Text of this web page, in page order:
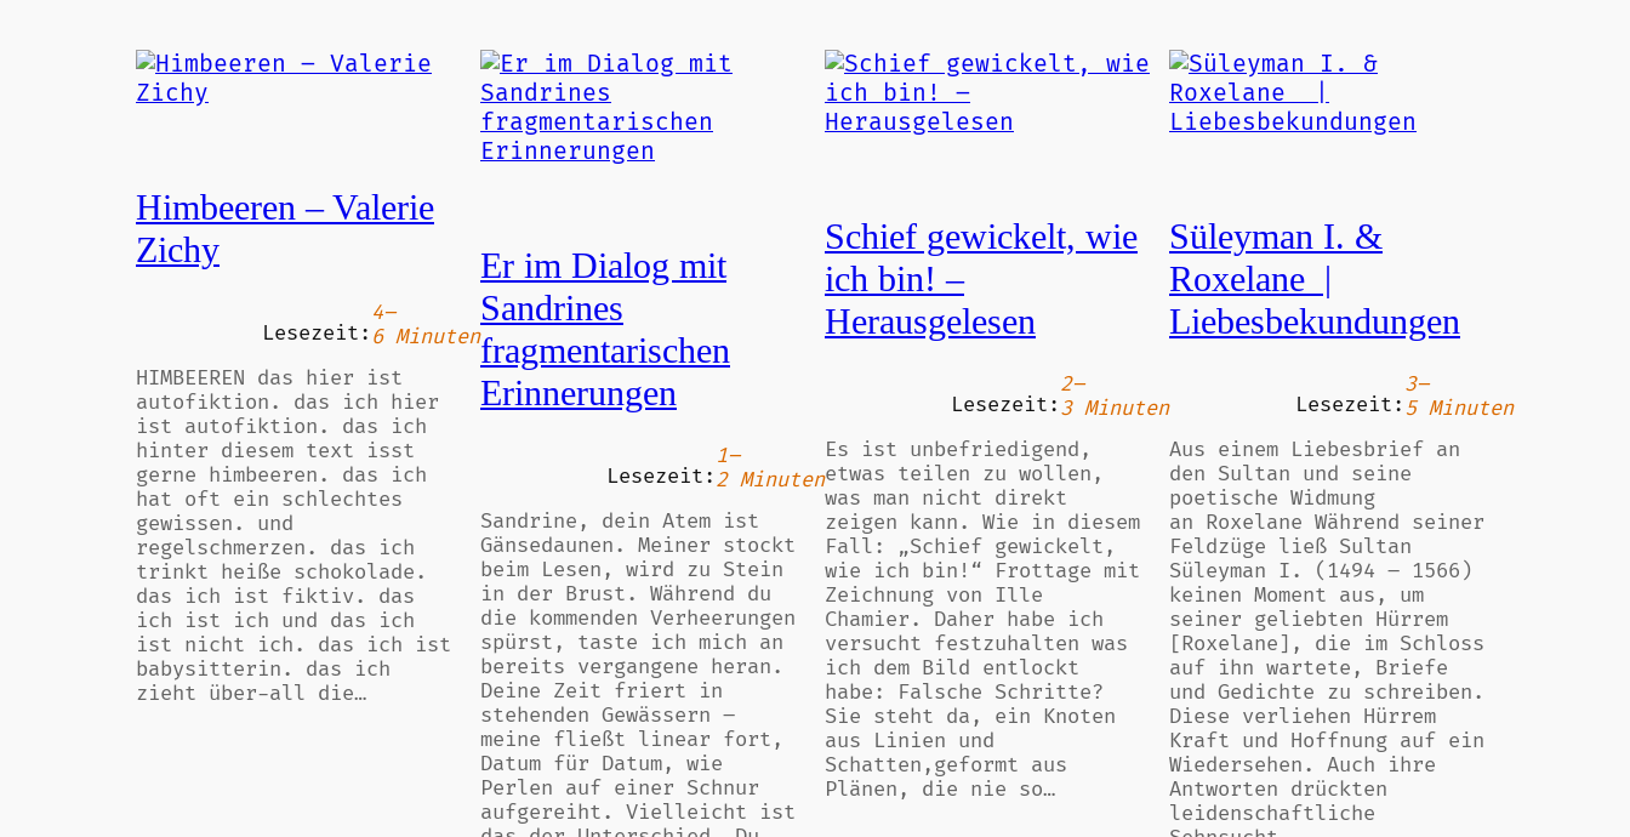
Himbeeren – Valerie
Zichy
Lesezeit:
4–
6 Minuten
HIMBEEREN das hier ist
autofiktion. das ich hier
ist autofiktion. das ich
hinter diesem text isst
gerne himbeeren. das ich
hat oft ein schlechtes
gewissen. und
regelschmerzen. das ich
trinkt heiße schokolade.
das ich ist fiktiv. das
ich ist ich und das ich
ist nicht ich. das ich ist
babysitterin. das ich
zieht über-all die…
Er im Dialog mit
Sandrines
fragmentarischen
Erinnerungen
Lesezeit:
1–
2 Minuten
Sandrine, dein Atem ist
Gänsedaunen. Meiner stockt
beim Lesen, wird zu Stein
in der Brust. Während du
die kommenden Verheerungen
spürst, taste ich mich an
bereits vergangene heran.
Deine Zeit friert in
stehenden Gewässern –
meine fließt linear fort,
Datum für Datum, wie
Perlen auf einer Schnur
aufgereiht. Vielleicht ist
Schief gewickelt, wie
ich bin! –
Herausgelesen
Lesezeit:
2–
3 Minuten
Es ist unbefriedigend,
etwas teilen zu wollen,
was man nicht direkt
zeigen kann. Wie in diesem
Fall: „Schief gewickelt,
wie ich bin!“ Frottage mit
Zeichnung von Ille
Chamier. Daher habe ich
versucht festzuhalten was
ich dem Bild entlockt
habe: Falsche Schritte?
Sie steht da, ein Knoten
aus Linien und
Schatten,geformt aus
Plänen, die nie so…
Süleyman I. &
Roxelane |
Liebesbekundungen
Lesezeit:
3–
5 Minuten
Aus einem Liebesbrief an
den Sultan und seine
poetische Widmung
an Roxelane Während seiner
Feldzüge ließ Sultan
Süleyman I. (1494 – 1566)
keinen Moment aus, um
seiner geliebten Hürrem
[Roxelane], die im Schloss
auf ihn wartete, Briefe
und Gedichte zu schreiben.
Diese verliehen Hürrem
Kraft und Hoffnung auf ein
Wiedersehen. Auch ihre
Antworten drückten
leidenschaftliche